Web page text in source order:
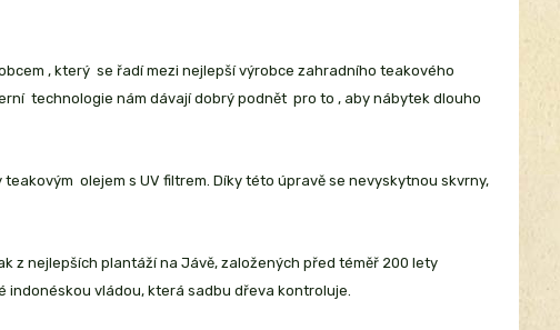
, který se řadí mezi nejlepší výrobce zahradního teakového
technologie nám dávají dobrý podnět pro to , aby nábytek dlouho
olejem s UV filtrem. Díky této úpravě se nevyskytnou skvrny,
z nejlepších plantáží na Jávě, založených před téměř 200 lety
indonéskou vládou, která sadbu dřeva kontroluje.